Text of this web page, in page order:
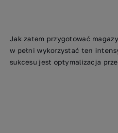
Jak zatem przygotować
w pełni wykorzystać ten
sukcesu jest optymalizacja